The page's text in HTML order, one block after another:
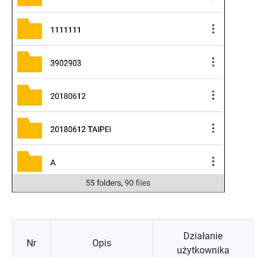
Nr Opis
Działanie
użytkownika